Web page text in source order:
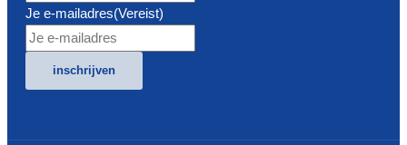
Je e-mailadres(Vereist)
inschrijven